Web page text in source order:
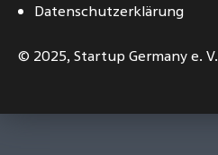
Datenschutzerklärung
© 2025,Startup Germany e. V.